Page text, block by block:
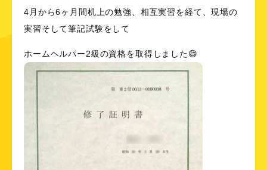
4月から6ヶ月間机上の勉強、相互実習を経て、現場の
実習そして筆記試験をして
ホームヘルパー2級の資格を取得しました😄